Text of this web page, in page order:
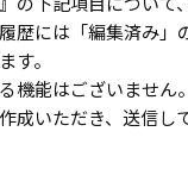
歴には「編集済み」
す。
機能はございません
成いただき、送信し